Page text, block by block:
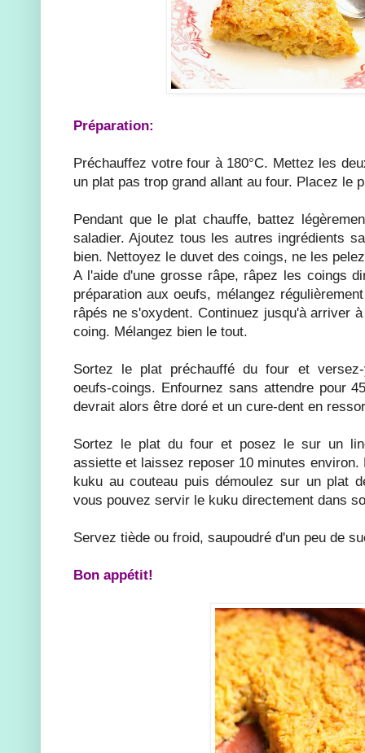
Préparation:
Préchauffez votre four à 180°C. Mettez les
un plat pas trop grand allant au four. Placez le
Pendant que le plat chauffe, battez
saladier. Ajoutez tous les autres ingrédients
bien. Nettoyez le duvet des coings, ne les
A l'aide d'une grosse râpe, râpez les coings
préparation aux oeufs, mélangez
râpés ne s'oxydent. Continuez jusqu'à arriver
coing. Mélangez bien le tout.
Sortez le plat préchauffé du four et
oeufs-coings. Enfournez sans attendre pour
devrait alors être doré et un cure-dent en
Sortez le plat du four et posez le sur un
assiette et laissez reposer 10 minutes
kuku au couteau puis démoulez sur un plat
vous pouvez servir le kuku directement dans
Servez tiède ou froid, saupoudré d'un peu de
Bon appétit!